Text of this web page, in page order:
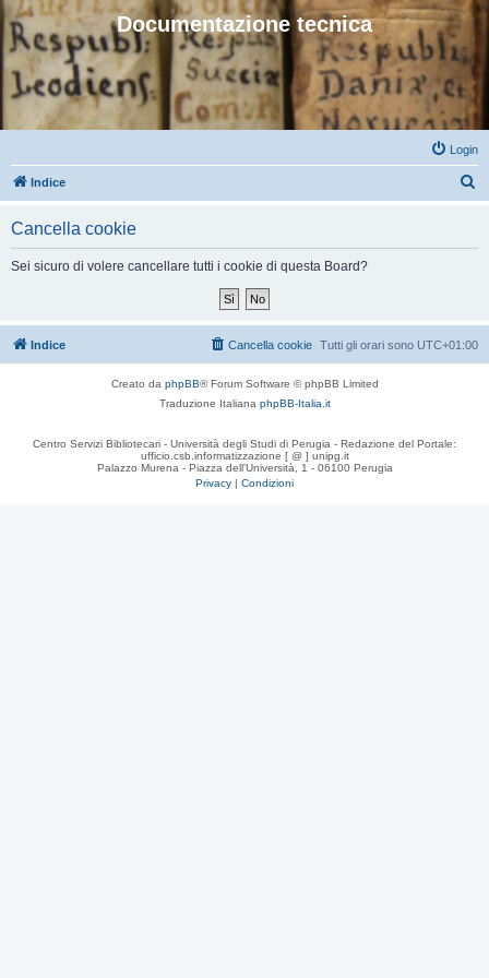
Documentazione tecnica
Login
Indice
Cancella cookie
Sei sicuro di volere cancellare tutti i cookie di questa Board?
Indice Tutti gli orari sono UTC+01:00
Cancella cookie
Creato da phpBB® Forum Software © phpBB Limited
Traduzione Italiana phpBB-Italia.it
Centro Servizi Bibliotecari - Università degli Studi di Perugia - Redazione del Portale:
ufficio.csb.informatizzazione [ @ ] unipg.it
Palazzo Murena - Piazza dell'Università, 1 - 06100 Perugia
Privacy | Condizioni